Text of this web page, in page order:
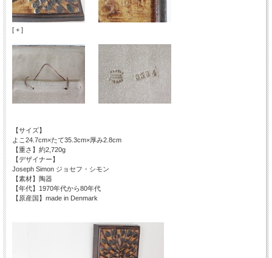
[ + ]
【サイズ】
よこ24.7cm×たて35.3cm×厚み2.8cm
【重さ】約2,720g
【デザイナー】
Joseph Simon ジョセフ・シモン
【素材】陶器
【年代】1970年代から80年代
【原産国】made in Denmark